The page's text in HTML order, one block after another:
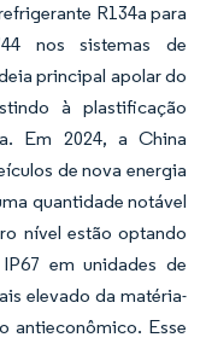
R134a para
nos sistemas de
principal apolar do
à plastificação
Em 2024, a China
de nova energia
quantidade notável
nível estão optando
em unidades de
elevado da matéria-
antieconômico. Esse